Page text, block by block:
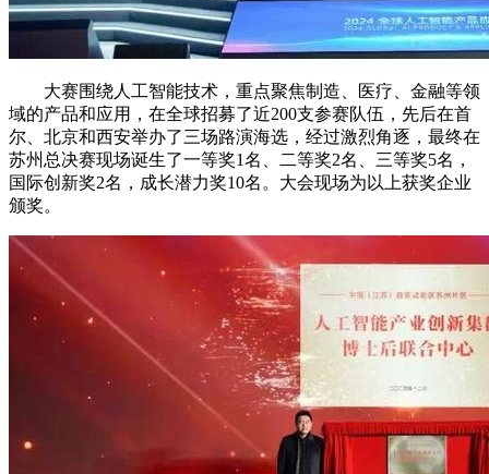
大赛围绕人工智能技术，重点聚焦制造、医疗、金融等领
域的产品和应用，在全球招募了近200支参赛队伍，先后在首
尔、北京和西安举办了三场路演海选，经过激烈角逐，最终在
苏州总决赛现场诞生了一等奖1名、二等奖2名、三等奖5名，
国际创新奖2名，成长潜力奖10名。大会现场为以上获奖企业
颁奖。